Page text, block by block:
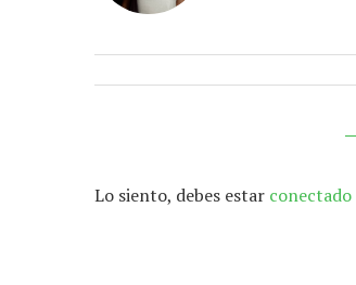
Lo siento, debes estar conectado